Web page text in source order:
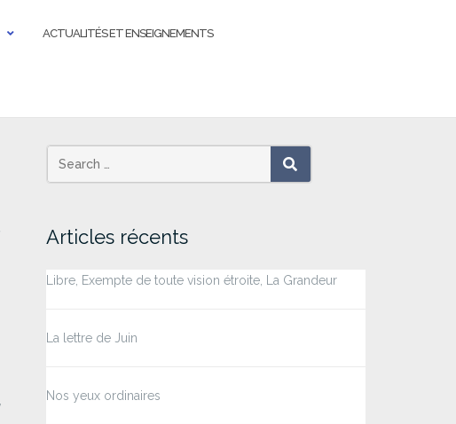
ACTUALITÉS ET ENSEIGNEMENTS
Search
for:
SEARCH
Articles récents
Libre, Exempte de toute vision étroite, La Grandeur
La lettre de Juin
Nos yeux ordinaires